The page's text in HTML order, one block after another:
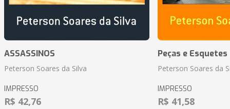
ASSASSINOS
Peterson Soares da Silva
IMPRESSO
R$ 42,76
Peças e
Peterson Soares da
IMPRESSO
R$ 41,58